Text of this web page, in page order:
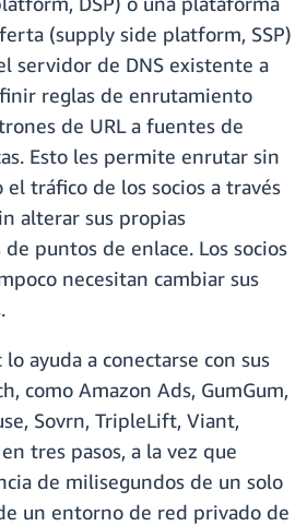
(supply side platform, SSP)
servidor de DNS existente a
reglas de enrutamiento
de URL a fuentes de
Esto les permite enrutar sin
tráfico de los socios a través
alterar sus propias
puntos de enlace. Los socios
necesitan cambiar sus
lo ayuda a conectarse con sus
como Amazon Ads, GumGum,
Sovrn, TripleLift, Viant,
tres pasos, a la vez que
de milisegundos de un solo
un entorno de red privado de